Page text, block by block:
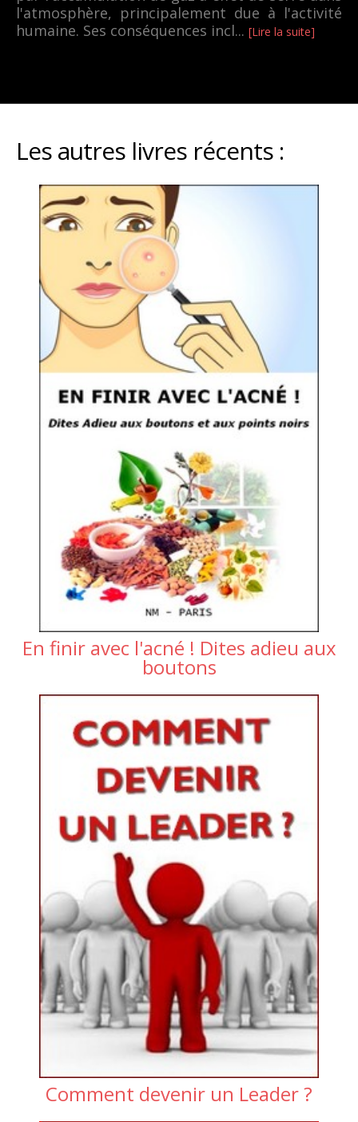
l'atmosphère, principalement due à l'activité
humaine. Ses conséquences incl... [Lire la suite]
Les autres livres récents :
En finir avec l'acné ! Dites adieu aux
boutons
Comment devenir un Leader ?